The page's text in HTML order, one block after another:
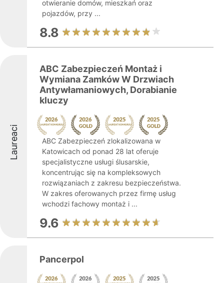
otwieranie domów, mieszkań oraz
pojazdów, przy ...
8.8
Laureaci
ABC Zabezpieczeń Montaż i
Wymiana Zamków W Drzwiach
Antywłamaniowych, Dorabianie
kluczy
ABC Zabezpieczeń zlokalizowana w
Katowicach od ponad 28 lat oferuje
specjalistyczne usługi ślusarskie,
koncentrując się na kompleksowych
rozwiązaniach z zakresu bezpieczeństwa.
W zakres oferowanych przez firmę usług
wchodzi fachowy montaż i ...
9.6
Pancerpol